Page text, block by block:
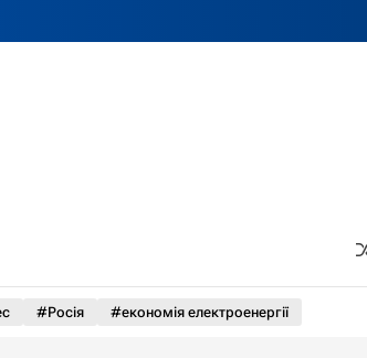
#Росія #економія електроенергії